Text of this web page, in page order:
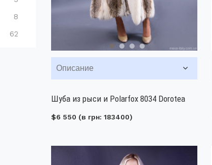
8
62
Описание
Шуба из рыси и Polarfox 8034 Dorotea
$6 550 (в грн: 183400)